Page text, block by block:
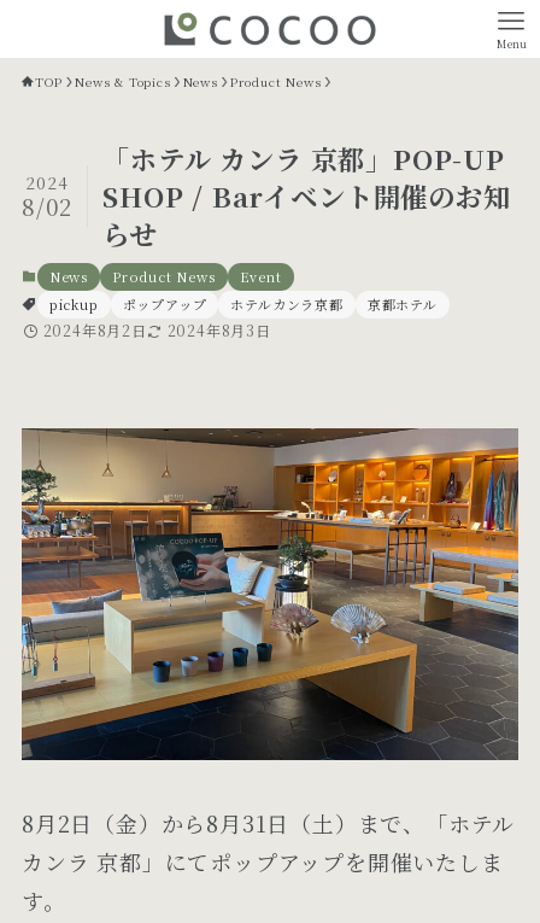
Menu
TOP News & Topics News Product News
「ホテル カンラ 京都」POP-UP
SHOP / Barイベント開催のお知
らせ
2024
8/02
News Product News
Event
pickup
ポップアップ ホテルカンラ京都 京都ホテル
2024年8月2日 2024年8月3日
8月2日（金）から8月31日（土）まで、「ホテル
カンラ 京都」にてポップアップを開催いたしま
す。